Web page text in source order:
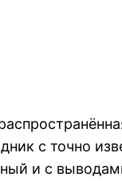
с точно
и с